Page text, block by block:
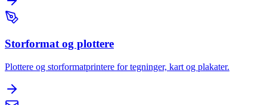
Storformat og plottere
Plottere og storformatprintere for tegninger, kart og plakater.